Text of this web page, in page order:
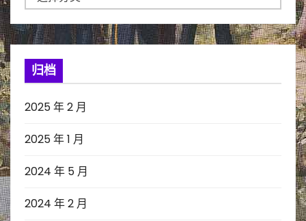
类
归档
2025 年 2 月
2025 年 1 月
2024 年 5 月
2024 年 2 月